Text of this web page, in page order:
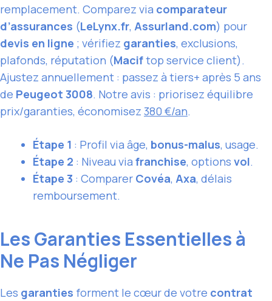
remplacement. Comparez via comparateur
d’assurances (LeLynx.fr, Assurland.com) pour
devis en ligne ; vérifiez garanties, exclusions,
plafonds, réputation (Maciftop service client).
Ajustez annuellement : passez à tiers+ après 5 ans
de Peugeot 3008. Notre avis : priorisez équilibre
prix/garanties, économisez 380 €/an.
Étape 1 : Profil via âge, bonus-malus, usage.
Étape 2 : Niveau via franchise, options vol.
Étape 3 : Comparer Covéa, Axa, délais
remboursement.
Les Garanties Essentielles à
Ne Pas Négliger
Les garanties forment le cœur de votre contrat